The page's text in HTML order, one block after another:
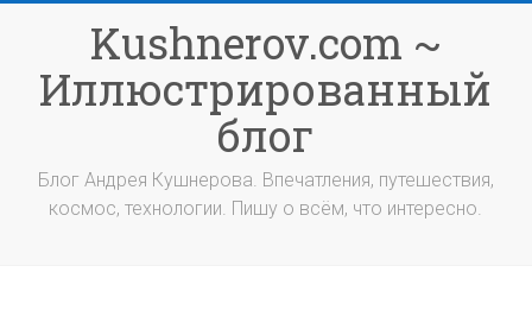
содержимомуKushnerov.com ~
Иллюстрированный
блог
Блог Андрея Кушнерова. Впечатления, путешествия,
космос, технологии. Пишу о всём, что интересно.